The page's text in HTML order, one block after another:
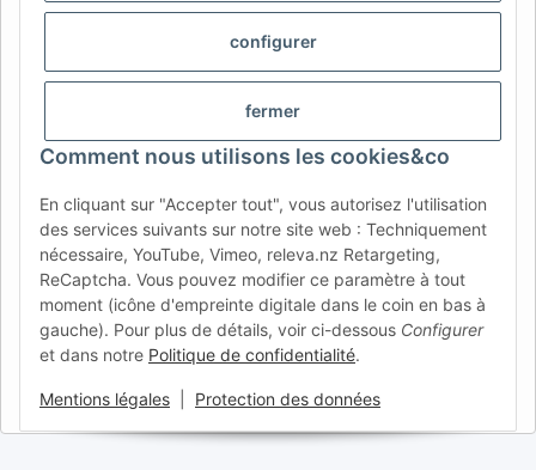
configurer
fermer
Comment nous utilisons les cookies&co
En cliquant sur "Accepter tout", vous autorisez l'utilisation
des services suivants sur notre site web : Techniquement
nécessaire, YouTube, Vimeo, releva.nz Retargeting,
ReCaptcha. Vous pouvez modifier ce paramètre à tout
moment (icône d'empreinte digitale dans le coin en bas à
gauche). Pour plus de détails, voir ci-dessous Configurer
et dans notre Politique de confidentialité.
Mentions légales Protection des données
FR IT ES DK PL
USA
RO HR
AFATEK France| Votre spécialiste en pièces détachées pour
remorques
Conseil technique :moc.ketafa@ofni| TVA (DE) :
DE354251646
Offre pour les professionnels : achats intracommunautaires HT
(VIES) disponibles.